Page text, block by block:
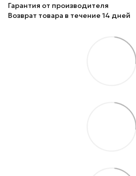
Гарантия от производителя
Возврат товара в течение 14 дней